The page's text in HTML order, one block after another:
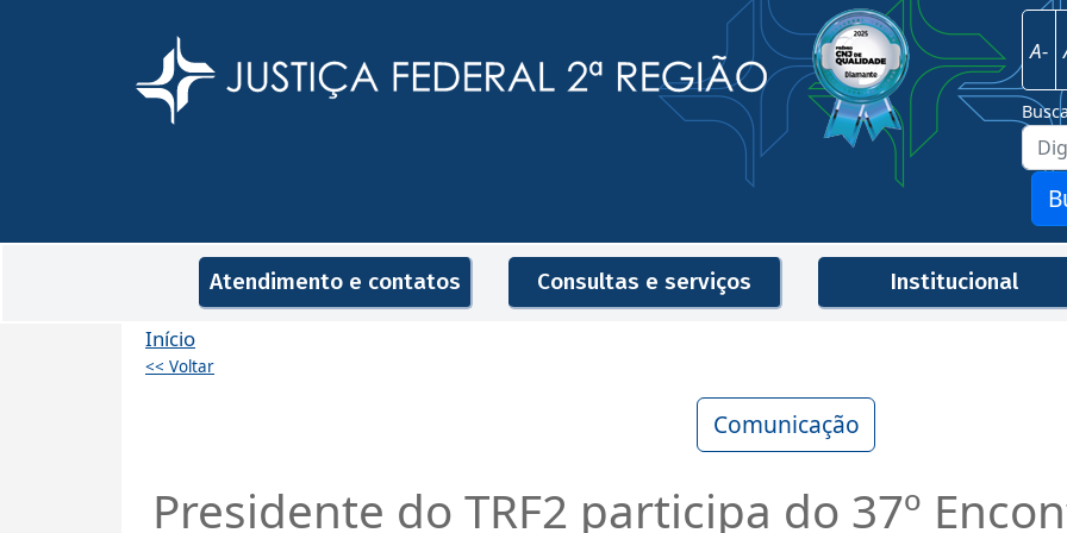
Justiça Federal - 2ª Região
Imagem
A-
Navegação principal
Atendimento e contatos Consultas e serviços Institucional
Início
<< Voltar
Comunicação
Presidente do TRF2 participa do 37º